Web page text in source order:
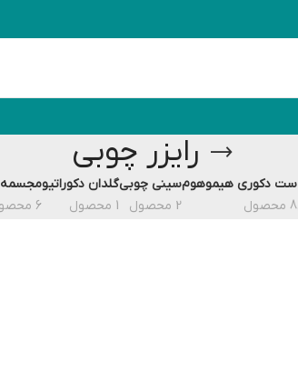
رایزر چوبی
ست دکوری هیموهوم
8 محصول
سینی چوبی
2 محصول
گلدان دکوراتیو
1 محصول
مجسمه
6 محصول